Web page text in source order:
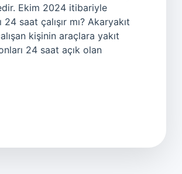
Ekim 2024 itibariyle
24 saat çalışır mı? Akaryakıt
kişinin araçlara yakıt
24 saat açık olan